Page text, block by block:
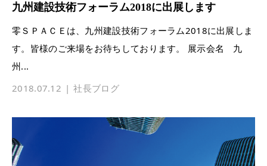
九州建設技術フォーラム2018に出展します
零ＳＰＡＣＥは、九州建設技術フォーラム2018に出展しま
す。皆様のご来場をお待ちしております。 展示会名 九
州...
2018.07.12
社長ブログ